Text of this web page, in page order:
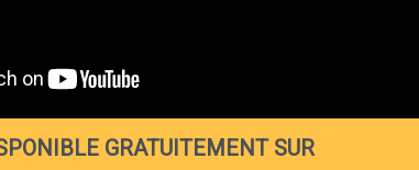
GRATUITEMENT SUR